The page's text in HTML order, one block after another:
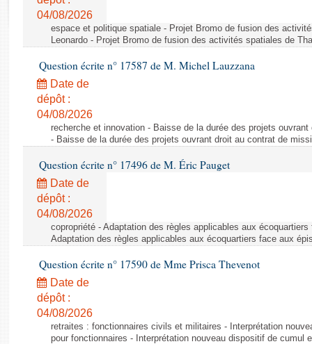
Rapports sur l'application des lois
Baromètre de l’application des lois
Dossiers législatifs
Budget et sécurité sociale
Questions écrites et orales
Comptes rendus des débats
04/08/2026
espace et politique spatiale - Projet Bromo de fusion des
Leonardo - Projet Bromo de fusion des activités spatiales de
Question écrite n° 17587 de M. Michel Lauzzana
Date de
dépôt :
04/08/2026
recherche et innovation - Baisse de la durée des projets
- Baisse de la durée des projets ouvrant droit au contrat de
Question écrite n° 17496 de M. Éric Pauget
Date de
dépôt :
04/08/2026
copropriété - Adaptation des règles applicables aux
Adaptation des règles applicables aux écoquartiers face aux
Question écrite n° 17590 de Mme Prisca Thevenot
Date de
dépôt :
04/08/2026
retraites : fonctionnaires civils et militaires - Interprétation
pour fonctionnaires - Interprétation nouveau dispositif de cumul